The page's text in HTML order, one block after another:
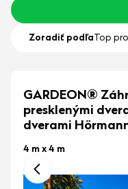
Zoradiť podľaTop
GARDEON®
presklenými
dverami
4 m x 4 m